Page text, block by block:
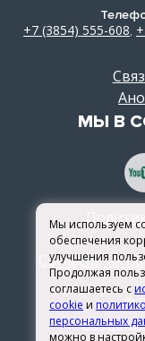
+7 (3854) 555-608,
МЫ В
Согласие на
©
Мы используем
обеспечения
улучшения
Продолжая
соглашаетесь с
cookie и
персональных
можно в